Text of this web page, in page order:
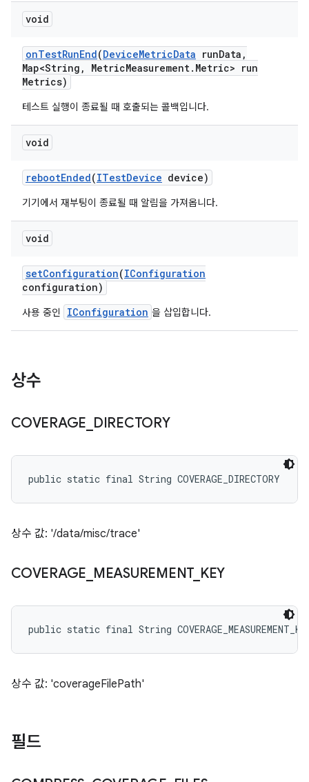
void
onTestRunEnd(DeviceMetricData runData ,
Map<String , MetricMeasurement. Metric> run
Metrics)
테스트 실행이 종료될 때 호출되는 콜백입니다.
void
rebootEnded(ITestDevice device)
기기에서 재부팅이 종료될 때 알림을 가져옵니다.
void
setConfiguration(IConfiguration
configuration)
사용 중인 IConfiguration 을 삽입합니다.
상수
COVERAGE DIRECTORY
public static final String COVERAGE_DIRECTORY
상수 값: '/data/misc/trace'
COVERAGE MEASUREMENT_ KEY
public static final String
상수 값: 'coverageFilePath'
필드